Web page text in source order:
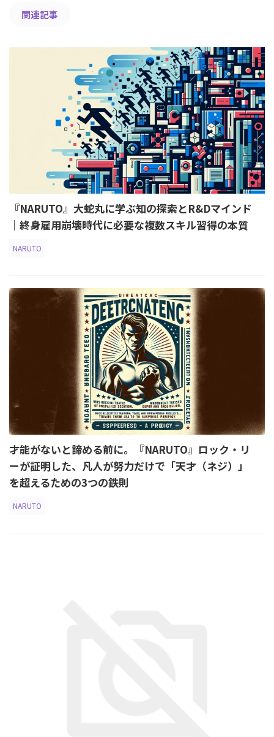
関連記事
『NARUTO』大蛇丸に学ぶ知の探索とR&Dマインド
｜終身雇用崩壊時代に必要な複数スキル習得の本質
NARUTO
才能がないと諦める前に。『NARUTO』ロック・リ
ーが証明した、凡人が努力だけで「天才（ネジ）」
を超えるための3つの鉄則
NARUTO